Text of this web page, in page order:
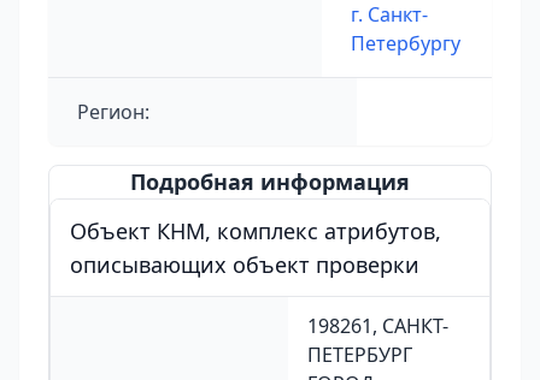
г. Санкт-
Петербургу
Регион:
Подробная информация
Объект КНМ, комплекс атрибутов,
описывающих объект проверки
198261, САНКТ-
ПЕТЕРБУРГ